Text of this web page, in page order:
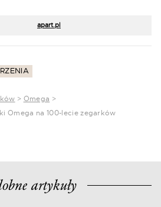
apart.pl
> Omega >
Omega na 100-lecie zegarków
artykuły